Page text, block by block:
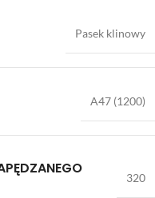
Pasek klinowy
A47 (1200)
320